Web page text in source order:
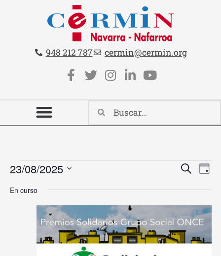
Contacto cabecera
Teléfono:
948 212 787 Email:
cermin@cermin.org
Redes sociales cabecera
de
y
Buscar
de
de
Día
23/08/2025
la
En curso